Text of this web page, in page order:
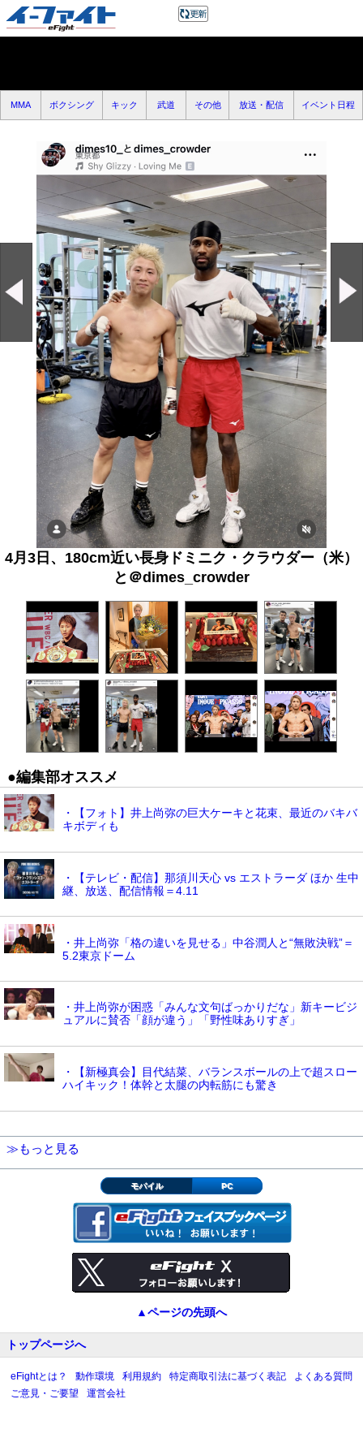
MMA ボクシング キック 武道 その他 放送・配信 イベント日程
4月3日、180cm近い長身ドミニク・クラウダー（米）
と＠dimes_crowder
●編集部オススメ
・【フォト】井上尚弥の巨大ケーキと花束、最近のバキバ
キボディも
・【テレビ・配信】那須川天心 vs エストラーダ ほか 生中
継、放送、配信情報＝4.11
・井上尚弥「格の違いを見せる」中谷潤人と“無敗決戦”＝
5.2東京ドーム
・井上尚弥が困惑「みんな文句ばっかりだな」新キービジ
ュアルに賛否「顔が違う」「野性味ありすぎ」
・【新極真会】目代結菜、バランスボールの上で超スロー
ハイキック！体幹と太腿の内転筋にも驚き
≫もっと見る
モバイル PC
▲ページの先頭へ
トップページへ
eFightとは？ 動作環境 利用規約 特定商取引法に基づく表記
よくある質問
ご意見・ご要望
運営会社